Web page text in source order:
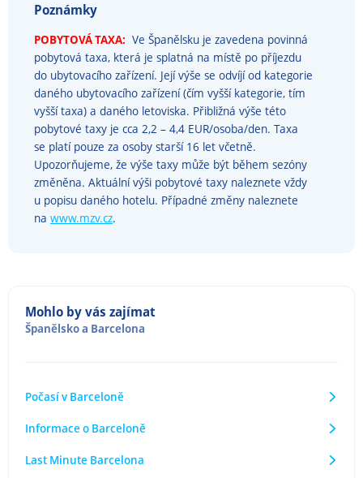
Poznámky
POBYTOVÁ TAXA: Ve Španělsku je zavedena povinná
pobytová taxa, která je splatná na místě po příjezdu
do ubytovacího zařízení. Její výše se odvíjí od kategorie
daného ubytovacího zařízení (čím vyšší kategorie, tím
vyšší taxa) a daného letoviska. Přibližná výše této
pobytové taxy je cca 2,2 – 4,4 EUR/osoba/den. Taxa
se platí pouze za osoby starší 16 let včetně.
Upozorňujeme, že výše taxy může být během sezóny
změněna. Aktuální výši pobytové taxy naleznete vždy
u popisu daného hotelu. Případné změny naleznete
na www.mzv.cz.
Mohlo by vás zajímat
Španělskoa Barcelona
Počasí v Barceloně
Informace o Barceloně
Last Minute Barcelona